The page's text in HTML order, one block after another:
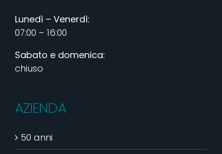
Lunedì – Venerdì:
07:00 – 16:00
Sabato e domenica:
chiuso
AZIENDA
50 anni